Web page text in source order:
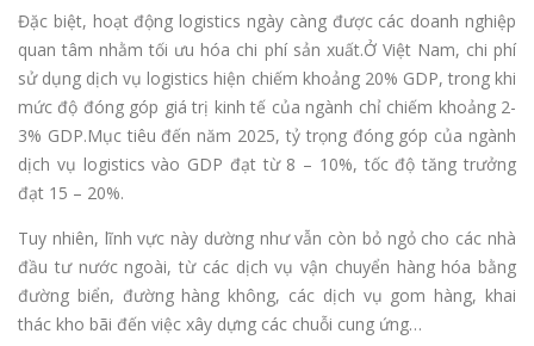
Đặc biệt, hoạt động logistics ngày càng được các doanh nghiệp
quan tâm nhằm tối ưu hóa chi phí sản xuất.Ở Việt Nam, chi phí
sử dụng dịch vụ logistics hiện chiếm khoảng 20% GDP, trong khi
mức độ đóng góp giá trị kinh tế của ngành chỉ chiếm khoảng 2-
3% GDP.Mục tiêu đến năm 2025, tỷ trọng đóng góp của ngành
dịch vụ logistics vào GDP đạt từ 8 – 10%, tốc độ tăng trưởng
đạt 15 – 20%.
Tuy nhiên, lĩnh vực này dường như vẫn còn bỏ ngỏ cho các nhà
đầu tư nước ngoài, từ các dịch vụ vận chuyển hàng hóa bằng
đường biển, đường hàng không, các dịch vụ gom hàng, khai
thác kho bãi đến việc xây dựng các chuỗi cung ứng…